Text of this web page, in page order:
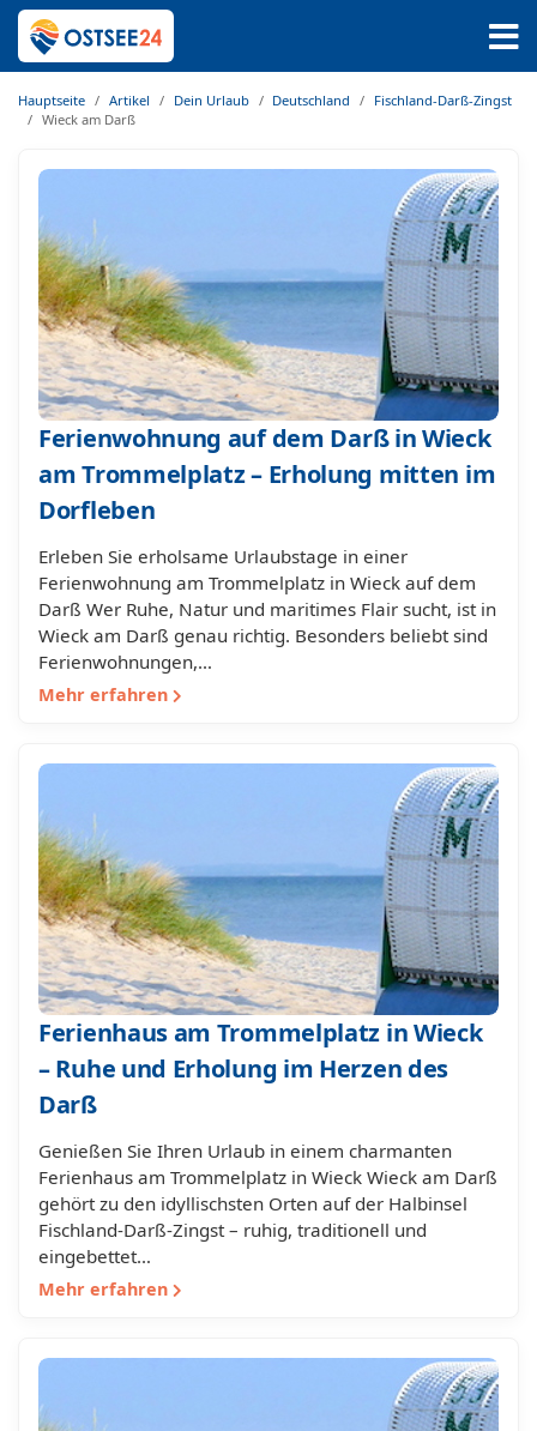
Hauptseite Artikel Dein Urlaub Deutschland
Fischland-Darß-Zingst
Wieck am Darß
Ferienwohnung auf dem Darß in Wieck
am Trommelplatz – Erholung mitten im
Dorfleben
Erleben Sie erholsame Urlaubstage in einer
Ferienwohnung am Trommelplatz in Wieck auf dem
Darß Wer Ruhe, Natur und maritimes Flair sucht, ist in
Wieck am Darß genau richtig. Besonders beliebt sind
Ferienwohnungen,…
Mehr erfahren
Ferienhaus am Trommelplatz in Wieck
– Ruhe und Erholung im Herzen des
Darß
Genießen Sie Ihren Urlaub in einem charmanten
Ferienhaus am Trommelplatz in Wieck Wieck am Darß
gehört zu den idyllischsten Orten auf der Halbinsel
Fischland-Darß-Zingst – ruhig, traditionell und
eingebettet…
Mehr erfahren